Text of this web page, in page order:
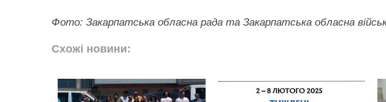
Фото: Закарпатська обласна рада та Закарпатська обласна
Схожі новини: